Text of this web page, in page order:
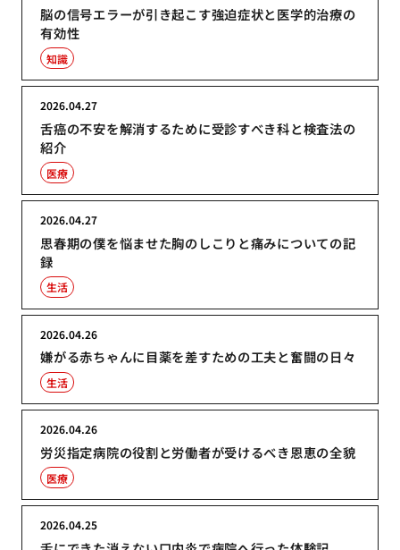
脳の信号エラーが引き起こす強迫症状と医学的治療の
有効性
知識
舌癌の不安を解消するために受診すべき科と検査法の
紹介
2026.04.27
医療
思春期の僕を悩ませた胸のしこりと痛みについての記
録
2026.04.27
生活
嫌がる赤ちゃんに目薬を差すための工夫と奮闘の日々
2026.04.26
生活
労災指定病院の役割と労働者が受けるべき恩恵の全貌
2026.04.26
医療
2026.04.25